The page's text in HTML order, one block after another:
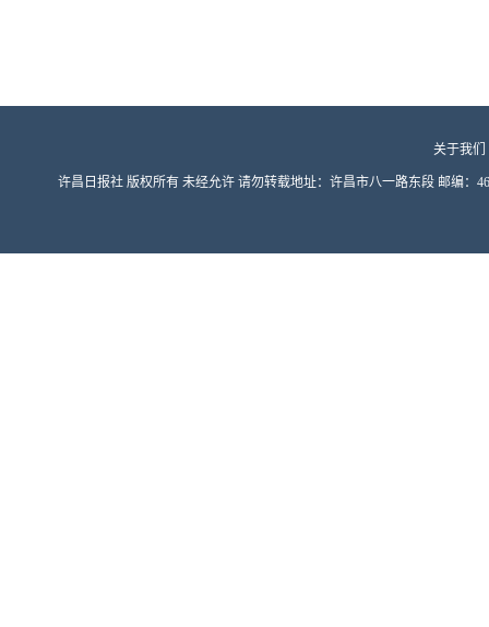
关于我们
许昌日报社 版权所有 未经允许 请勿转载地址：许昌市八一路东段 邮编：